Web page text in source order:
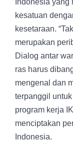
kesatuan
kesetaraan.
merupakan
Dialog antar
ras harus
mengenal dan
terpanggil
program kerja
menciptakan
Indonesia.